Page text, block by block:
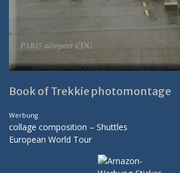
Book of Trekkie photomontage
Werbung:
collage composition – Shuttles
European World Tour